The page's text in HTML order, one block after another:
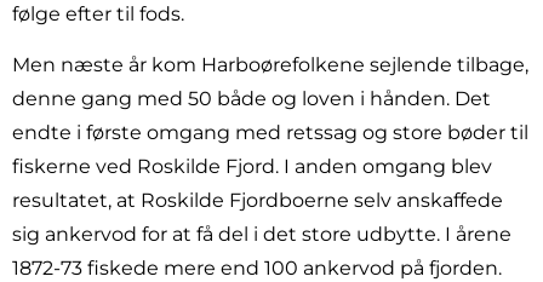
følge efter til fods.
Men næste år kom Harboørefolkene sejlende tilbage,
denne gang med 50 både og loven i hånden. Det
endte i første omgang med retssag og store bøder til
fiskerne ved Roskilde Fjord. I anden omgang blev
resultatet, at Roskilde Fjordboerne selv anskaffede
sig ankervod for at få del i det store udbytte. I årene
1872-73 fiskede mere end 100 ankervod på fjorden.